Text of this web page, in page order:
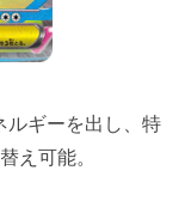
ルギーを出し、特
え可能。